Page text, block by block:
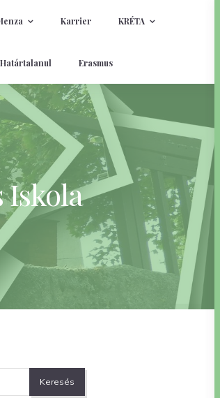
Iskola
Karrier KRÉTA
Határtalanul Erasmus
Keresés: